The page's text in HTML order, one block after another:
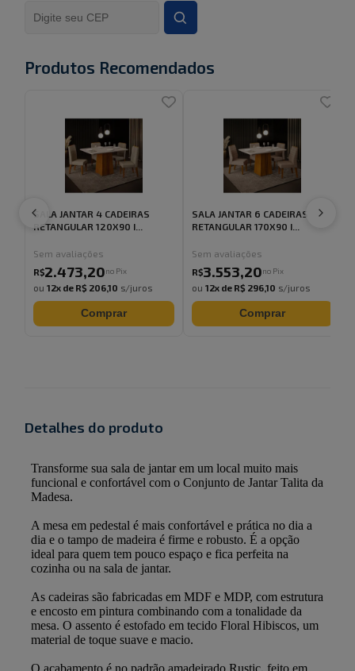
Produtos Recomendados
SALA JANTAR 4 CADEIRAS
RETANGULAR 120X90 I...
Sem avaliações
R$2.473,20no Pix
ou 12x de R$ 206,10 s/juros
Comprar
SALA JANTAR 6 CADEIRAS
RETANGULAR 170X90 I...
Sem avaliações
R$3.553,20no Pix
ou 12x de R$ 296,10 s/juros
Comprar
Detalhes do produto